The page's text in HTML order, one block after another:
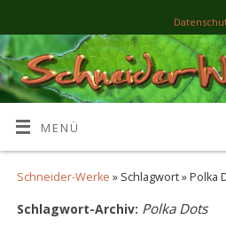
MENÜ
Schneider-Werke » Schlagwort » Polka
Schlagwort-Archiv: Polka Dots